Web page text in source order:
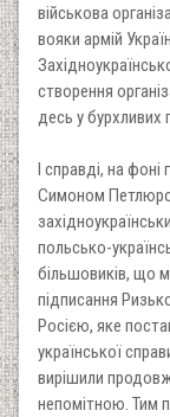
військова
вояки армій
створення
десь у бурхливих
І справді, на
Симоном
польсько-
більшовиків, що
підписання
Росією, яке
української
вирішили
непомітною. Тим